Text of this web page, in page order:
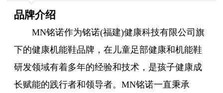
品牌介绍
MN铭诺作为铭诺(福建)健康科技有限公司旗
下的健康机能鞋品牌，在儿童足部健康和机能鞋
研发领域有着多年的经验和技术，是孩子健康成
长赋能的践行者和领导者。MN铭诺一直秉承